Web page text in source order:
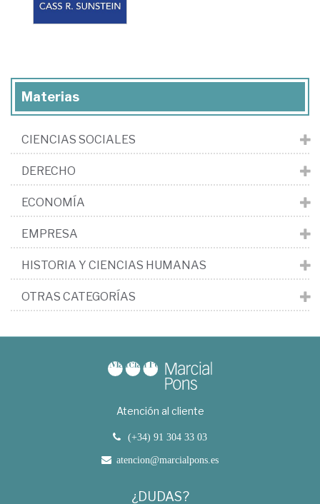
Materias
CIENCIAS SOCIALES
DERECHO
ECONOMÍA
EMPRESA
HISTORIA Y CIENCIAS HUMANAS
OTRAS CATEGORÍAS
Atención al cliente
(+34) 91 304 33 03
atencion@marcialpons.es
¿DUDAS?